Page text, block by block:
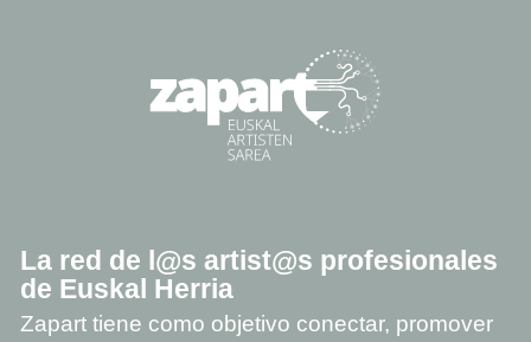
La red de l@s artist@s profesionales
de Euskal Herria
Zapart tiene como objetivo conectar, promover